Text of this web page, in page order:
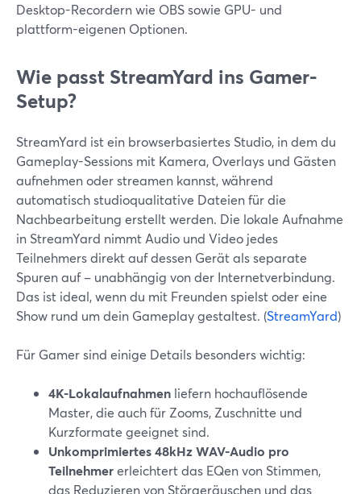
Desktop-Recordern wie OBS sowie GPU- und
plattform-eigenen Optionen.
Wie passt StreamYard ins Gamer-
Setup?
StreamYard ist ein browserbasiertes Studio, in dem du
Gameplay-Sessions mit Kamera, Overlays und Gästen
aufnehmen oder streamen kannst, während
automatisch studioqualitative Dateien für die
Nachbearbeitung erstellt werden. Die lokale Aufnahme
in StreamYard nimmt Audio und Video jedes
Teilnehmers direkt auf dessen Gerät als separate
Spuren auf – unabhängig von der Internetverbindung.
Das ist ideal, wenn du mit Freunden spielst oder eine
Show rund um dein Gameplay gestaltest. (StreamYard)
Für Gamer sind einige Details besonders wichtig:
4K-Lokalaufnahmen liefern hochauflösende
Master, die auch für Zooms, Zuschnitte und
Kurzformate geeignet sind.
Unkomprimiertes 48kHz WAV-Audio pro
Teilnehmererleichtert das EQen von Stimmen,
das Reduzieren von Störgeräuschen und das